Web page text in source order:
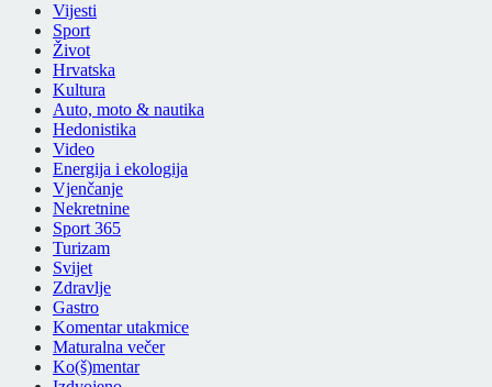
Vijesti
Sport
Život
Hrvatska
Kultura
Auto, moto & nautika
Hedonistika
Video
Energija i ekologija
Vjenčanje
Nekretnine
Sport 365
Turizam
Svijet
Zdravlje
Gastro
Komentar utakmice
Maturalna večer
Ko(š)mentar